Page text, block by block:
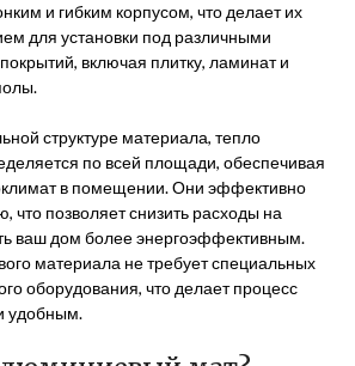
и гибким корпусом, что делает их
для установки под различными
включая плитку, ламинат и
структуре материала, тепло
по всей площади, обеспечивая
в помещении. Они эффективно
что позволяет снизить расходы на
ваш дом более энергоэффективным.
материала не требует специальных
оборудования, что делает процесс
удобным.